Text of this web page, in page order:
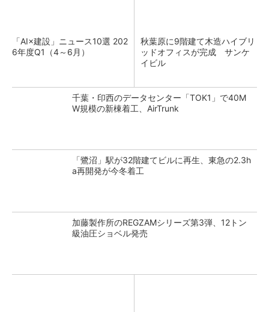
「AI×建設」ニュース10選 202
6年度Q1（4～6月）
秋葉原に9階建て木造ハイブリ
ッドオフィスが完成 サンケ
イビル
千葉・印西のデータセンター「TOK1」で40M
W規模の新棟着工、AirTrunk
「鷺沼」駅が32階建てビルに再生、東急の2.3h
a再開発が今冬着工
加藤製作所のREGZAMシリーズ第3弾、12トン
級油圧ショベル発売